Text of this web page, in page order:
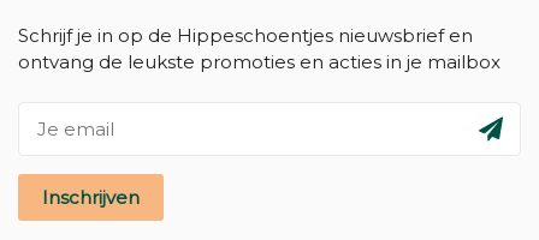
Schrijf je in op de Hippeschoentjes nieuwsbrief en
ontvang de leukste promoties en acties in je mailbox
Inschrijven